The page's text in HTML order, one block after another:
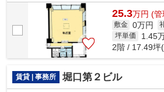
可能です◆業種・ご希望条件等お気軽にお問...
25.3万円 (管
敷金 0万円
坪単価 1.45
2階 / 17.49坪
賃貸 | 事務所 堀口第２ビル